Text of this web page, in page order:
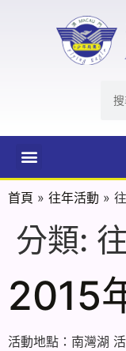
首頁 » 往年活動 »
分類:
2015
活動地點：南灣湖